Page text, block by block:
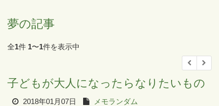
夢の記事
全1件 1〜1件を表示中
子どもが大人になったらなりたいもの
2018年01月07日 メモランダム